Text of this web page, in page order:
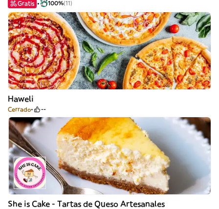
Gratis 100%(11)
Haweli
Cerrado --
She is Cake - Tartas de Queso Artesanales